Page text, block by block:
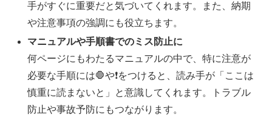
手がすぐに重要だと気づいてくれます。また、納期
や注意事項の強調にも役立ちます。
マニュアルや手順書でのミス防止に
何ページにもわたるマニュアルの中で、特に注意が
必要な手順には🛑や❗をつけると、読み手が「ここは
慎重に読まないと」と意識してくれます。トラブル
防止や事故予防にもつながります。